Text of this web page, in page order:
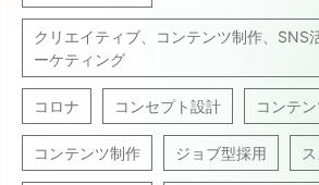
クリエイティブ、コンテンツ制作、SNS
ーケティング
コロナ コンセプト設計 コンテ
コンテンツ制作 ジョブ型採用